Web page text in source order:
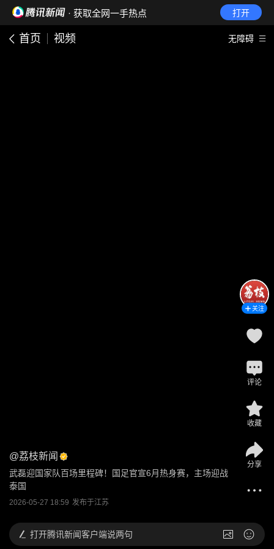
· 获取全网一手热点 打开
首页 视频 无障碍
@荔枝新闻
武磊迎国家队百场里程碑！国足官宣6月热身赛，主场迎战
泰国
2026-05-27 18:59 发布于江苏
关注
评论
收藏
分享
打开腾讯新闻客户端说两句